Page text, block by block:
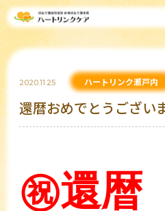
2020.11.25 ハートリンク瀬戸内
還暦おめでとうござい
㊗還暦